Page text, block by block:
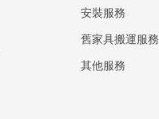
安裝服務
​舊家具搬運服務
其他服務